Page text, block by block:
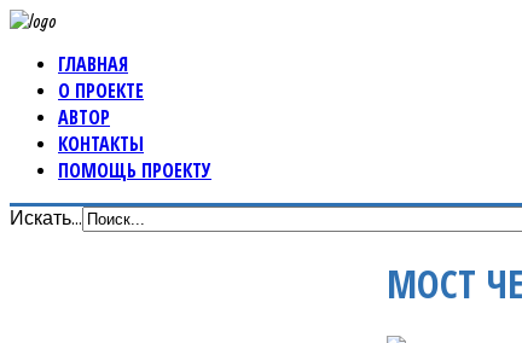
ГЛАВНАЯ
О ПРОЕКТЕ
АВТОР
КОНТАКТЫ
ПОМОЩЬ ПРОЕКТУ
Искать...
МОСТ